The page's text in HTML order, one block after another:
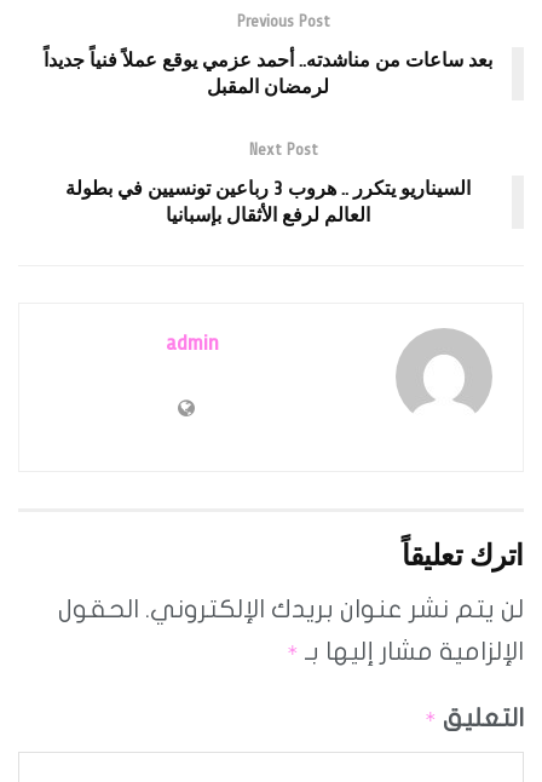
Previous Post
بعد ساعات من مناشدته.. أحمد عزمي يوقع عملاً فنياً جديداً
لرمضان المقبل
Next Post
السيناريو يتكرر .. هروب 3 رباعين تونسيين في بطولة
العالم لرفع الأثقال بإسبانيا
admin
اترك تعليقاً
لن يتم نشر عنوان بريدك الإلكتروني. الحقول
الإلزامية مشار إليها بـ *
التعليق *